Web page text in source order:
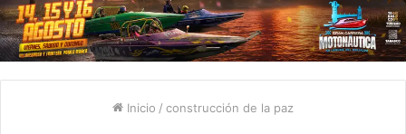
Inicio / construcción de la paz